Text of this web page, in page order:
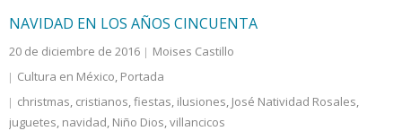
Nacional
Colaboradores
NAVIDAD EN LOS AÑOS CINCUENTA
20 de diciembre de 2016
Moises Castillo
Cultura en México, Portada
christmas, cristianos,fiestas, ilusiones, José Natividad Rosales,
juguetes, navidad, Niño Dios,villancicos